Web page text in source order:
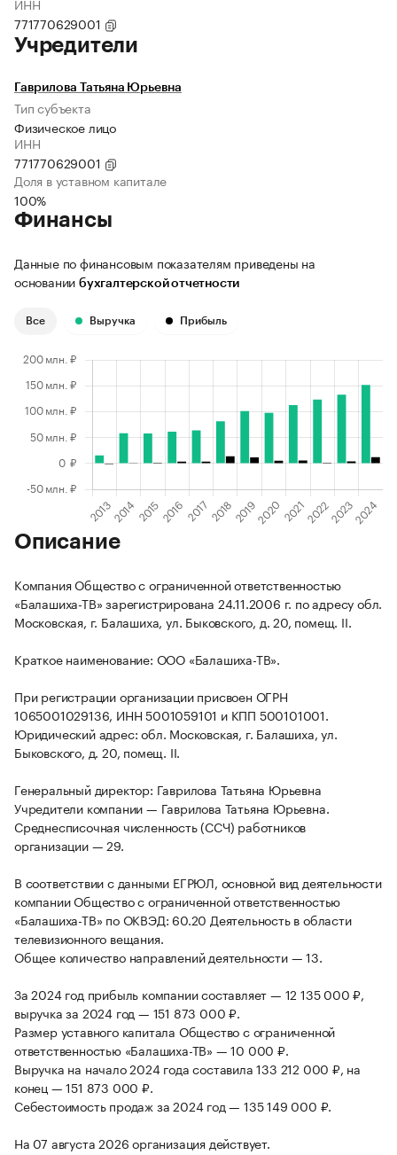
ИНН
771770629001
Учредители
Гаврилова Татьяна Юрьевна
Тип субъекта
Физическое лицо
ИНН
771770629001
Доля в уставном капитале
100%
Финансы
Данные по финансовым показателям приведены на
основании бухгалтерской отчетности
Все Выручка Прибыль
Описание
Компания Общество с ограниченной ответственностью
«Балашиха-ТВ» зарегистрирована 24.11.2006 г. по адресу обл.
Московская, г. Балашиха, ул. Быковского, д. 20, помещ. II.
Краткое наименование: ООО «Балашиха-ТВ».
При регистрации организации присвоен ОГРН
1065001029136, ИНН 5001059101 и КПП 500101001.
Юридический адрес: обл. Московская, г. Балашиха, ул.
Быковского, д. 20, помещ. II.
Генеральный директор: Гаврилова Татьяна Юрьевна
Учредители компании — Гаврилова Татьяна Юрьевна.
Среднесписочная численность (ССЧ) работников
организации — 29.
В соответствии с данными ЕГРЮЛ, основной вид деятельности
компании Общество с ограниченной ответственностью
«Балашиха-ТВ» по ОКВЭД: 60.20 Деятельность в области
телевизионного вещания.
Общее количество направлений деятельности — 13.
За 2024 год прибыль компании составляет — 12 135 000 ₽,
выручка за 2024 год — 151 873 000 ₽.
Размер уставного капитала Общество с ограниченной
ответственностью «Балашиха-ТВ» — 10 000 ₽.
Выручка на начало 2024 года составила 133 212 000 ₽, на
конец — 151 873 000 ₽.
Себестоимость продаж за 2024 год — 135 149 000 ₽.
На 07 августа 2026 организация действует.